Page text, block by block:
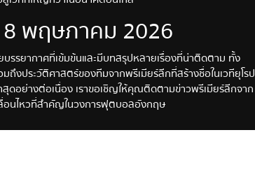
8 พฤษภาคม 2026
รรยากาศที่เข้มข้นและมีบทสรุปหลายเรื่องที่น่าติดตาม ทั้ง
ถึงประวัติศาสตร์ของทีมจากพรีเมียร์ลีกที่สร้างชื่อในเวทียุโรป
ดอย่างต่อเนื่อง เราขอเชิญให้คุณติดตามข่าวพรีเมียร์ลีกจาก
อนไหวที่สำคัญในวงการฟุตบอลอังกฤษ